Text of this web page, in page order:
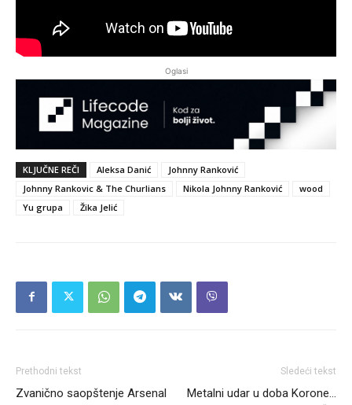
Oglasi
KLJUČNE REČI Aleksa Danić
Johnny Ranković
Johnny Rankovic & The Churlians
Nikola Johnny Ranković
wood
Yu grupa
Žika Jelić
Prethodni tekst
Zvanično saopštenje Arsenal
Sledeći tekst
Metalni udar u doba Korone…